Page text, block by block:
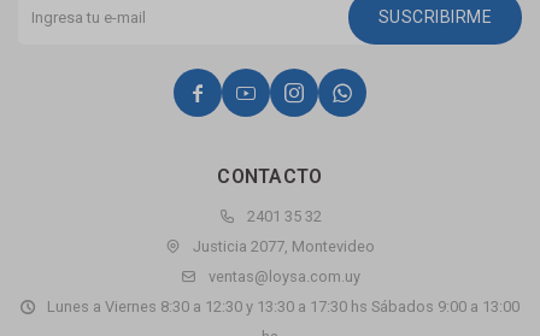
CONTACTO
2401 35 32
Justicia 2077, Montevideo
ventas@loysa.com.uy
Lunes a Viernes 8:30 a 12:30 y 13:30 a 17:30 hs Sábados 9:00 a 13:00
SUSCRIBIRME
   